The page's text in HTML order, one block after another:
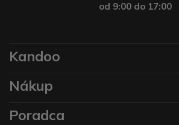
od 9:00 do 17:00
Kandoo
Nákup
Poradca